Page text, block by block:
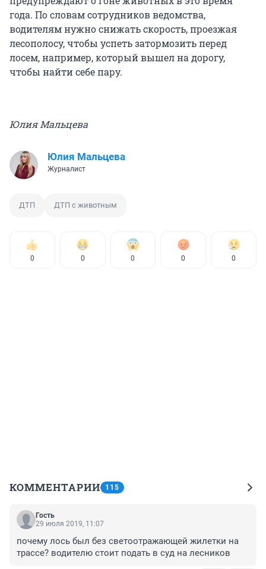
года. По словам сотрудников ведомства,
водителям нужно снижать скорость, проезжая
лесополосу, чтобы успеть затормозить перед
лосем, например, который вышел на дорогу,
чтобы найти себе пару.
Юлия Мальцева
Юлия Мальцева
Журналист
ДТП ДТП с животным
0 0 0 0 0
КОММЕНТАРИИ 115
Гость
29 июля 2019, 11:07
почему лось был без светоотражающей жилетки на
трассе? водителю стоит подать в суд на лесников